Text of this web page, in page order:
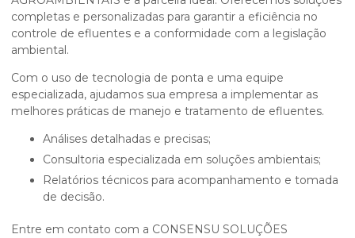
completas e personalizadas para garantir a eficiência no
controle de efluentes e a conformidade com a legislação
ambiental.
Com o uso de tecnologia de ponta e uma equipe
especializada, ajudamos sua empresa a implementar as
melhores práticas de manejo e tratamento de efluentes.
Análises detalhadas e precisas;
Consultoria especializada em soluções ambientais;
Relatórios técnicos para acompanhamento e tomada
de decisão.
Entre em contato com a CONSENSU SOLUÇÕES